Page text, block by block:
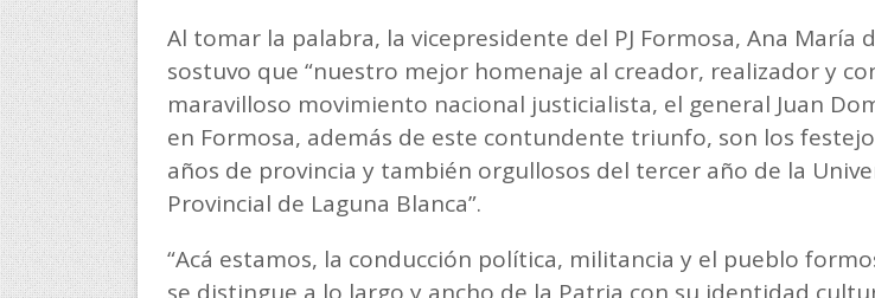
Al tomar la palabra, la vicepresidente del PJ Formosa, Ana María
sostuvo que “nuestro mejor homenaje al creador, realizador y
maravilloso movimiento nacional justicialista, el general Juan
en Formosa, además de este contundente triunfo, son los
años de provincia y también orgullosos del tercer año de la
Provincial de Laguna Blanca”.
“Acá estamos, la conducción política, militancia y el pueblo